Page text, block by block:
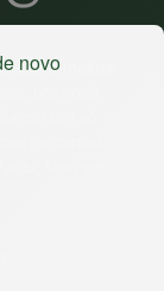
a melhor
pra você
em um só
na capital,
Vem ser
novo